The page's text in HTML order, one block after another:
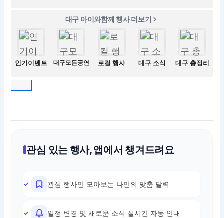
대구 아이와함께 행사 더보기
인기이벤트 대구모든공연 로컬 행사 대구 소식 대구 총정리
관심 있는 행사, 앱에서 챙겨드려요
관심 행사만 모아보는 나만의 맞춤 달력
일정 변경 및 새로운 소식 실시간 자동 안내